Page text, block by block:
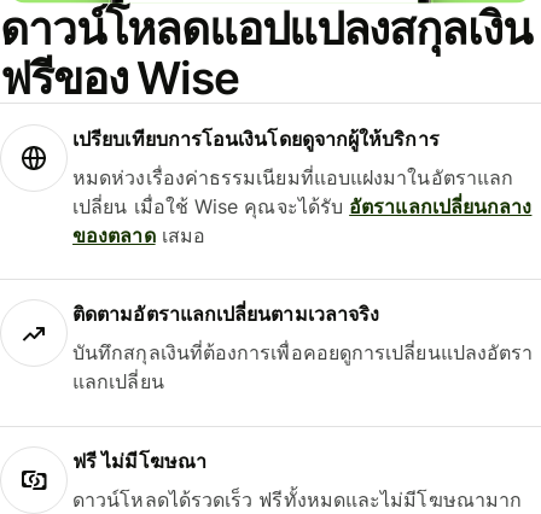
ดาวน์โหลดแอปแปลงสกุลเงิน
ฟรีของ Wise
เปรียบเทียบการโอนเงินโดยดูจากผู้ให้บริการ
หมดห่วงเรื่องค่าธรรมเนียมที่แอบแฝงมาในอัตราแลก
เปลี่ยน เมื่อใช้ Wise คุณจะได้รับ อัตราแลกเปลี่ยนกลาง
ของตลาดเสมอ
ติดตามอัตราแลกเปลี่ยนตามเวลาจริง
บันทึกสกุลเงินที่ต้องการเพื่อคอยดูการเปลี่ยนแปลงอัตรา
แลกเปลี่ยน
ฟรี ไม่มีโฆษณา
ดาวน์โหลดได้รวดเร็ว ฟรีทั้งหมดและไม่มีโฆษณามาก